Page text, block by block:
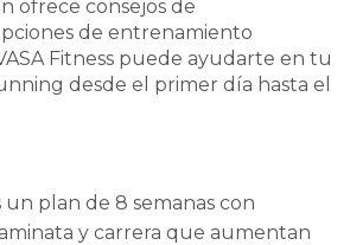
ofrece consejos de
de entrenamiento
Fitness puede ayudarte en tu
desde el primer día hasta el
un plan de 8 semanas con
y carrera que aumentan